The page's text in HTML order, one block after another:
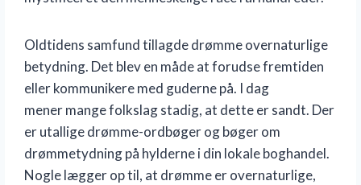
Oldtidens samfund tillagde drømme overnaturlige
betydning. Det blev en måde at forudse fremtiden
eller kommunikere med guderne på. I dag
mener mange folkslag stadig, at dette er sandt. Der
er utallige drømme-ordbøger og bøger om
drømmetydning på hylderne i din lokale boghandel.
Nogle lægger op til, at drømme er overnaturlige,